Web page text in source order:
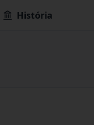
História